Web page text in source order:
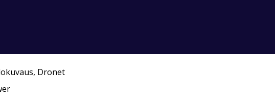
, Dronet